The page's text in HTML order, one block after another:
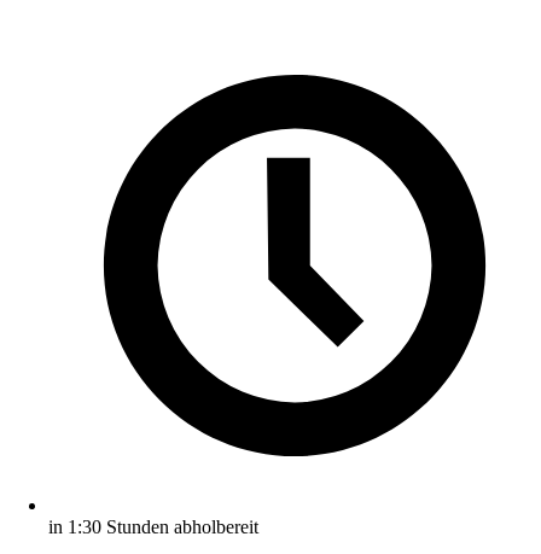
in 1:30 Stunden abholbereit